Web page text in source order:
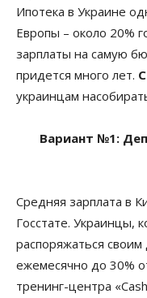
Ипотека в Украине
Европы – около 20%
зарплаты на самую
придется много лет.
украинцам
Вариант №1:
Средняя зарплата в
Госстате. Украинцы,
распоряжаться
ежемесячно до 30%
тренинг-центра